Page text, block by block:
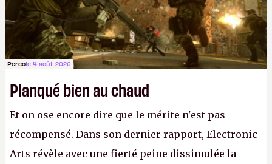
Percole 4 août 2026
Planqué bien au chaud
Et on ose encore dire que le mérite n'est pas
récompensé. Dans son dernier rapport, Electronic
Arts révèle avec une fierté peine dissimulée la